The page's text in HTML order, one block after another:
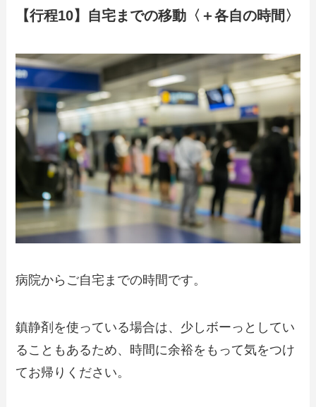
【行程10】自宅までの移動〈＋各自の時間〉
病院からご自宅までの時間です。
鎮静剤を使っている場合は、少しボーっとしてい
ることもあるため、時間に余裕をもって気をつけ
てお帰りください。